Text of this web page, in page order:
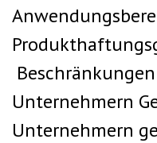
Unternehmern
Unternehmern